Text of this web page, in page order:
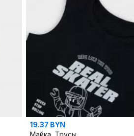
19.37 BYN
Майка, Трусы